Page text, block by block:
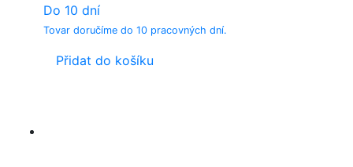
Do 10 dní
Tovar doručíme do 10 pracovných dní.
Přidat do košíku